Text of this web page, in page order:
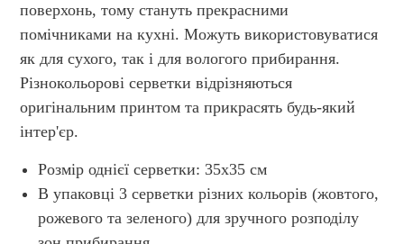
поверхонь, тому стануть прекрасними
помічниками на кухні. Можуть використовуватися
як для сухого, так і для вологого прибирання.
Різнокольорові серветки відрізняються
оригінальним принтом та прикрасять будь-який
інтер'єр.
Розмір однієї серветки: 35х35 см
В упаковці 3 серветки різних кольорів (жовтого,
рожевого та зеленого) для зручного розподілу